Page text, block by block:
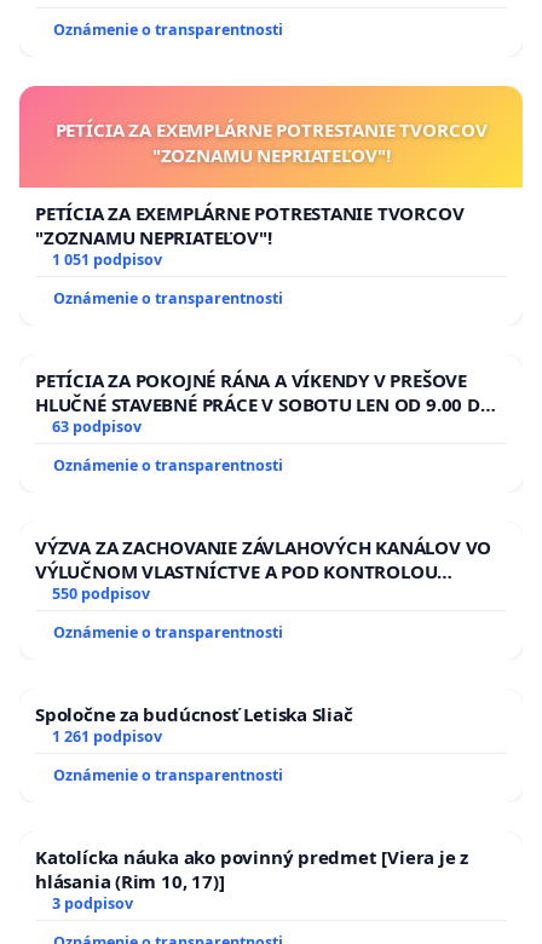
Oznámenie o transparentnosti
PETÍCIA ZA EXEMPLÁRNE POTRESTANIE TVORCOV
"ZOZNAMU NEPRIATEĽOV"!
PETÍCIA ZA EXEMPLÁRNE POTRESTANIE TVORCOV
"ZOZNAMU NEPRIATEĽOV"!
1 051 podpisov
Oznámenie o transparentnosti
PETÍCIA ZA POKOJNÉ RÁNA A VÍKENDY V PREŠOVE
HLUČNÉ STAVEBNÉ PRÁCE V SOBOTU LEN OD 9.00 DO
13.00 HOD., CEZ PRACOVNÝ TÝŽDEŇ CIEĽ 8.00 – 18.00
HOD. A PRAVIDELNÁ KONTROLA STAVBY C-AREA NA
ĎUMBIERSKEJ/MAGU
63 podpisov
Oznámenie o transparentnosti
VÝZVA ZA ZACHOVANIE ZÁVLAHOVÝCH KANÁLOV VO
VÝLUČNOM VLASTNÍCTVE A POD KONTROLOU
SLOVENSKEJ REPUBLIKY & žiadosť na riešenie
zanedbaného stavu závlahových a odvodňovacích
kanálov na Slovensku
550 podpisov
Oznámenie o transparentnosti
Spoločne za budúcnosť Letiska Sliač
1 261 podpisov
Oznámenie o transparentnosti
Katolícka náuka ako povinný predmet [Viera je z
hlásania (Rim 10, 17)]
3 podpisov